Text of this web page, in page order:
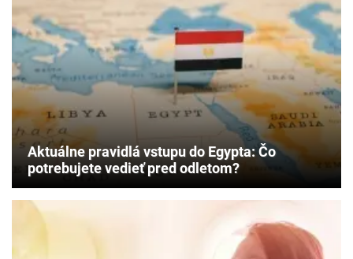
Aktuálne pravidlá vstupu do Egypta: Čo
potrebujete vedieť pred odletom?